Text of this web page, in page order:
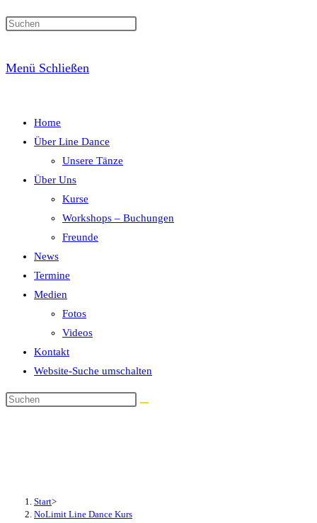
Menü Schließen
Home
Über Line Dance
Unsere Tänze
Über Uns
Kurse
Workshops – Buchungen
Freunde
News
Termine
Medien
Fotos
Videos
Kontakt
Website-Suche umschalten
Start>
NoLimit Line Dance Kurs